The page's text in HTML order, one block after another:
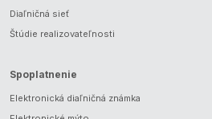
Diaľničná sieť
Štúdie realizovateľnosti
Spoplatnenie
Elektronická diaľničná známka